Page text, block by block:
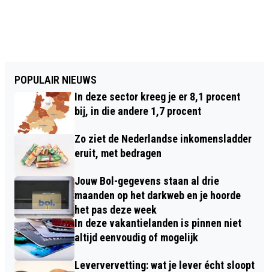
POPULAIR NIEUWS
In deze sector kreeg je er 8,1 procent
bij, in die andere 1,7 procent
Zo ziet de Nederlandse inkomensladder
eruit, met bedragen
Jouw Bol-gegevens staan al drie
maanden op het darkweb en je hoorde
het pas deze week
In deze vakantielanden is pinnen niet
altijd eenvoudig of mogelijk
Leververvetting: wat je lever écht sloopt